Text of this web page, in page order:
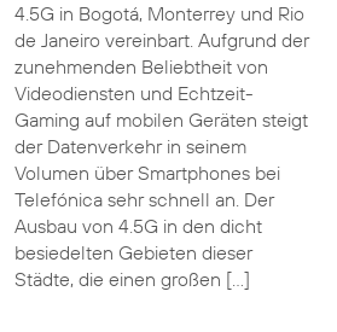
4.5G in Bogotá, Monterrey und Rio
de Janeiro vereinbart. Aufgrund der
zunehmenden Beliebtheit von
Videodiensten und Echtzeit-
Gaming auf mobilen Geräten steigt
der Datenverkehr in seinem
Volumen über Smartphones bei
Telefónica sehr schnell an. Der
Ausbau von 4.5G in den dicht
besiedelten Gebieten dieser
Städte, die einen großen […]